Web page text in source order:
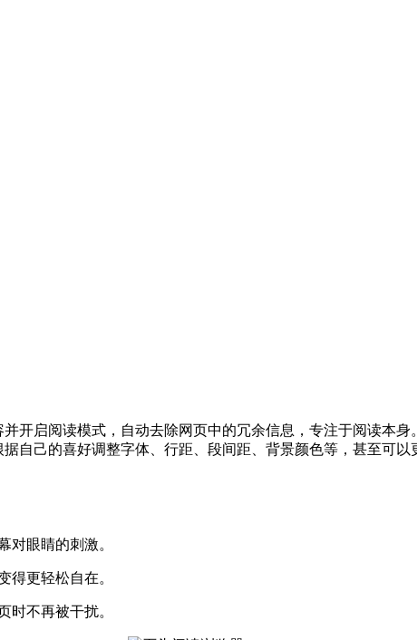
开启阅读模式，自动去除网页中的冗余信息，专注于阅读本
自己的喜好调整字体、行距、段间距、背景颜色等，甚至可以
对眼睛的刺激。
得更轻松自在。
时不再被干扰。